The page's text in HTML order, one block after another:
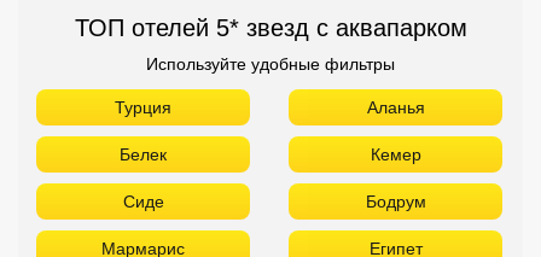
ТОП отелей 5* звезд с аквапарком
Используйте удобные фильтры
Турция Аланья
Белек Кемер
Сиде Бодрум
Мармарис Египет